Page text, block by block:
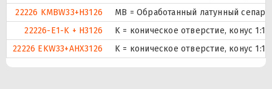
22226 KMBW33+H3126
MB = Обработанный латунный
22226-E1-K + H3126
K = коническое отверстие, конус
22226 EKW33+AHX3126
K = коническое отверстие, конус